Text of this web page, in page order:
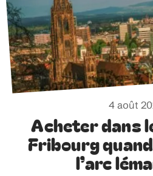
4 août
Acheter dans
Fribourg
l’arc